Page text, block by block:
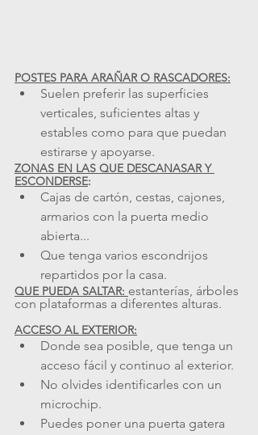
POSTES PARA ARAÑAR O RASCADORES:
Suelen preferir las superficies
verticales, suficientes altas y
estables como para que puedan
estirarse y apoyarse.
ZONAS EN LAS QUE DESCANASAR Y
ESCONDERSE:
Cajas de cartón, cestas, cajones,
armarios con la puerta medio
abierta...
Que tenga varios escondrijos
repartidos por la casa.
QUE PUEDA SALTAR: estanterías, árboles
con plataformas a diferentes alturas.
ACCESO AL EXTERIOR:
Donde sea posible, que tenga un
acceso fácil y continuo al exterior.
No olvides identificarles con un
microchip.
Puedes poner una puerta gatera